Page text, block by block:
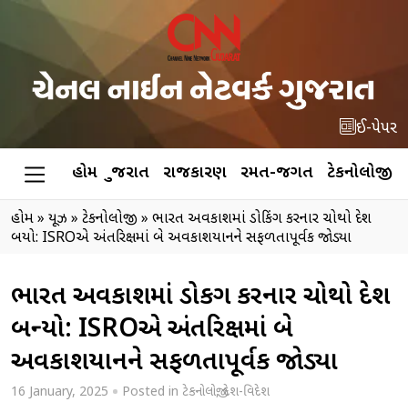
ઈ-પેપર
હોમ ગુજરાત રાજકારણ રમત-જગત ટેકનોલોજી
હોમ» ન્યૂઝ » ટેકનોલોજી» ભારત અવકાશમાં ડોકિંગ કરનાર ચોથો દેશ
બન્યો: ISROએ અંતરિક્ષમાં બે અવકાશયાનને સફળતાપૂર્વક જોડ્યા
ભારત અવકાશમાં ડોકિંગ કરનાર ચોથો દેશ
બન્યો: ISROએ અંતરિક્ષમાં બે
અવકાશયાનને સફળતાપૂર્વક જોડ્યા
16 January, 2025 Posted in ટેકનોલોજી,દેશ-વિદેશ